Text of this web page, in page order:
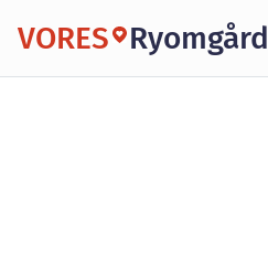
VORES Ryomgård